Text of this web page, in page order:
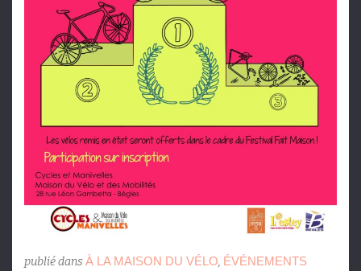
publié dans À LA MAISON DU VÉLO, ÉVÉNEMENTS